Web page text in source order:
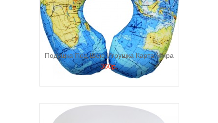
Подушка Под Шею Игрушка Карта Мира
360р.